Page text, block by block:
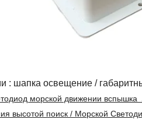
: шапка освещение /
морской движении
высотой поиск / Морской